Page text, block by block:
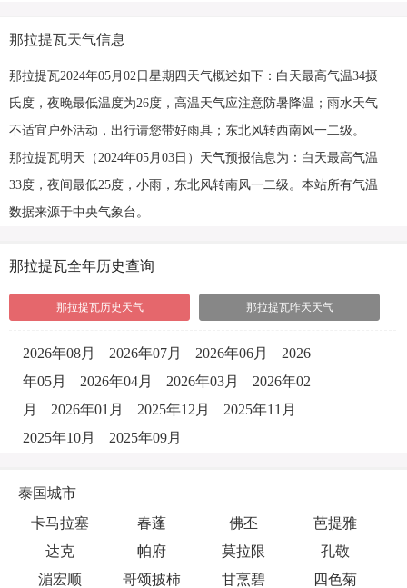
那拉提瓦天气信息
那拉提瓦2024年05月02日星期四天气概述如下：白天最高气温34摄
氏度，夜晚最低温度为26度，高温天气应注意防暑降温；雨水天气
不适宜户外活动，出行请您带好雨具；东北风转西南风一二级。
那拉提瓦明天（2024年05月03日）天气预报信息为：白天最高气温
33度，夜间最低25度，小雨，东北风转南风一二级。本站所有气温
数据来源于中央气象台。
那拉提瓦全年历史查询
那拉提瓦历史天气 那拉提瓦昨天天气
2026年08月 2026年07月 2026年06月
2026
年05月
2026年04月 2026年03月
2026年02
月
2026年01月 2025年12月
2025年11月
2025年10月
2025年09月
泰国城市
卡马拉塞
春蓬 佛丕
芭提雅
达克
帕府 莫拉限
孔敬
湄宏顺
哥颂披柿 甘烹碧
四色菊